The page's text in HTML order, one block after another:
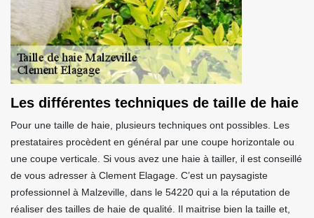
Les différentes techniques de taille de haie
Pour une taille de haie, plusieurs techniques ont possibles. Les
prestataires procèdent en général par une coupe horizontale ou
une coupe verticale. Si vous avez une haie à tailler, il est conseillé
de vous adresser à Clement Elagage. C’est un paysagiste
professionnel à Malzeville, dans le 54220 qui a la réputation de
réaliser des tailles de haie de qualité. Il maitrise bien la taille et,